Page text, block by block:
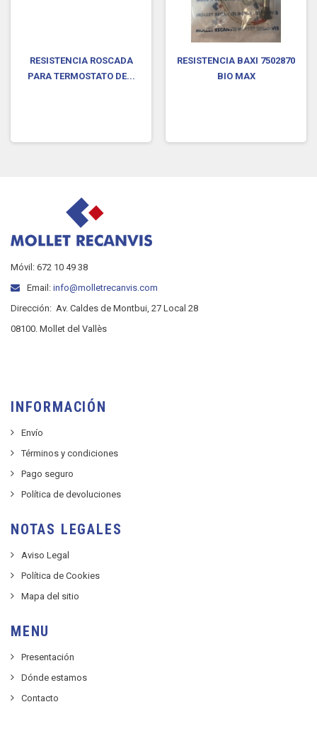
RESISTENCIA ROSCADA
PARA TERMOSTATO DE...
RESISTENCIA BAXI 7502870
BIO MAX
Móvil: 672 10 49 38
Email: info@molletrecanvis.com
Dirección: Av. Caldes de Montbui, 27 Local 28
08100. Mollet del Vallès
INFORMACIÓN
Envío
Términos y condiciones
Pago seguro
Política de devoluciones
NOTAS LEGALES
Aviso Legal
Política de Cookies
Mapa del sitio
MENU
Presentación
Dónde estamos
Contacto